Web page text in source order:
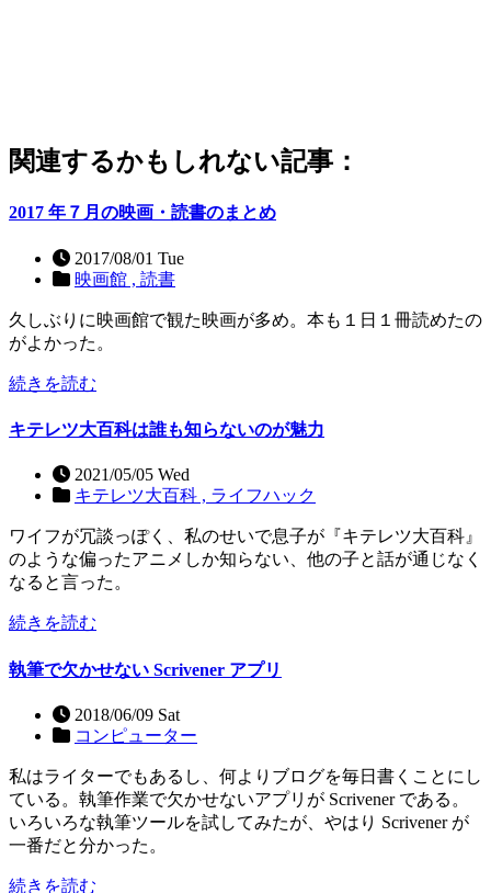
関連するかもしれない記事：
2017 年７月の映画・読書のまとめ
2017/08/01 Tue
映画館 , 読書
久しぶりに映画館で観た映画が多め。本も１日１冊読めたの
がよかった。
続きを読む
キテレツ大百科は誰も知らないのが魅力
2021/05/05 Wed
キテレツ大百科 , ライフハック
ワイフが冗談っぽく、私のせいで息子が『キテレツ大百科』
のような偏ったアニメしか知らない、他の子と話が通じなく
なると言った。
続きを読む
執筆で欠かせない Scrivener アプリ
2018/06/09 Sat
コンピューター
私はライターでもあるし、何よりブログを毎日書くことにし
ている。執筆作業で欠かせないアプリが Scrivener である。
いろいろな執筆ツールを試してみたが、やはり Scrivener が
一番だと分かった。
続きを読む